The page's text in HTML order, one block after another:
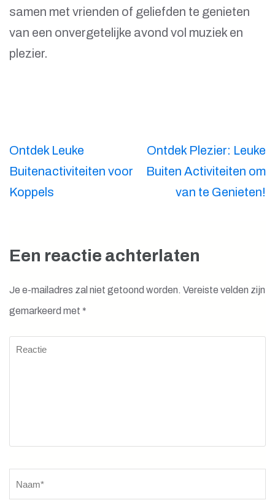
samen met vrienden of geliefden te genieten
van een onvergetelijke avond vol muziek en
plezier.
Berichtnavigatie
Ontdek Leuke
Buitenactiviteiten voor
Koppels
Ontdek Plezier: Leuke
Buiten Activiteiten om
van te Genieten!
Een reactie achterlaten
Je e-mailadres zal niet getoond worden. Vereiste velden zijn
gemarkeerd met *
Reactie